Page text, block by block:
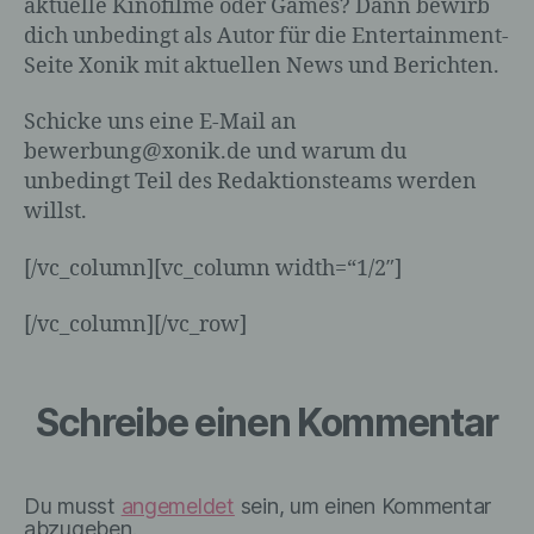
aktuelle Kinofilme oder Games? Dann bewirb
dich unbedingt als Autor für die Entertainment-
Seite Xonik mit aktuellen News und Berichten.
Schicke uns eine E-Mail an
bewerbung@xonik.de und warum du
unbedingt Teil des Redaktionsteams werden
willst.
[/vc_column][vc_column width=“1/2″]
[/vc_column][/vc_row]
Schreibe einen Kommentar
Du musst angemeldet sein, um einen Kommentar
abzugeben.
a) personenbezogene Daten
Personenbezogene Daten sind alle
identifizierte oder identifizierbare natürliche
Person (im Folgenden „betroffene
Person") beziehen. Als identifizierbar wird
eine natürliche Person angesehen, die
Namen, zu einer Kennnummer, zu
oder zu einem oder mehreren besonderen
oder sozialen Identität dieser natürlichen